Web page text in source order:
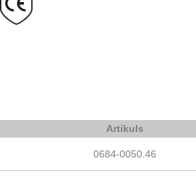
Artikuls
0684-0050.46